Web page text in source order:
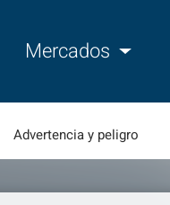
Mercados
Advertencia y peligro